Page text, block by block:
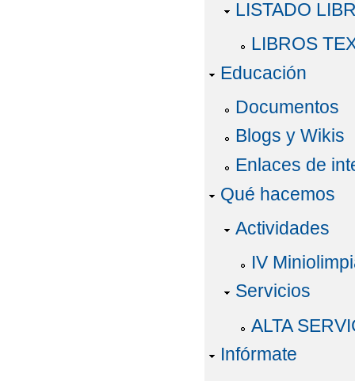
LISTADO
LIBROS
Educación
Documentos
Blogs y Wikis
Enlaces de
Qué hacemos
Actividades
IV
Servicios
ALTA
Infórmate